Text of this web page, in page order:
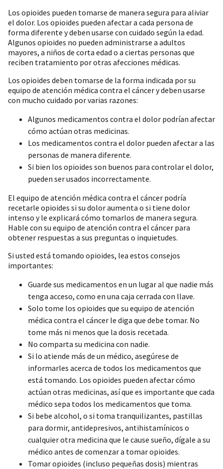
Los opioides pueden tomarse de manera segura para aliviar
el dolor. Los opioides pueden afectar a cada persona de
forma diferente y deben usarse con cuidado según la edad.
Algunos opioides no pueden administrarse a adultos
mayores, a niños de corta edad o a ciertas personas que
reciben tratamiento por otras afecciones médicas.
Los opioides deben tomarse de la forma indicada por su
equipo de atención médica contra el cáncer y deben usarse
con mucho cuidado por varias razones:
Algunos medicamentos contra el dolor podrían afectar
cómo actúan otras medicinas.
Los medicamentos contra el dolor pueden afectar a las
personas de manera diferente.
Si bien los opioides son buenos para controlar el dolor,
pueden ser usados incorrectamente.
El equipo de atención médica contra el cáncer podría
recetarle opioides si su dolor aumenta o si tiene dolor
intenso y le explicará cómo tomarlos de manera segura.
Hable con su equipo de atención contra el cáncer para
obtener respuestas a sus preguntas o inquietudes.
Si usted está tomando opioides, lea estos consejos
importantes:
Guarde sus medicamentos en un lugar al que nadie más
tenga acceso, como en una caja cerrada con llave.
Solo tome los opioides que su equipo de atención
médica contra el cáncer le diga que debe tomar. No
tome más ni menos que la dosis recetada.
No comparta su medicina con nadie.
Si lo atiende más de un médico, asegúrese de
informarles acerca de todos los medicamentos que
está tomando. Los opioides pueden afectar cómo
actúan otras medicinas, así que es importante que cada
médico sepa todos los medicamentos que toma.
Si bebe alcohol, o si toma tranquilizantes, pastillas
para dormir, antidepresivos, antihistamínicos o
cualquier otra medicina que le cause sueño, dígale a su
médico antes de comenzar a tomar opioides.
Tomar opioides (incluso pequeñas dosis) mientras